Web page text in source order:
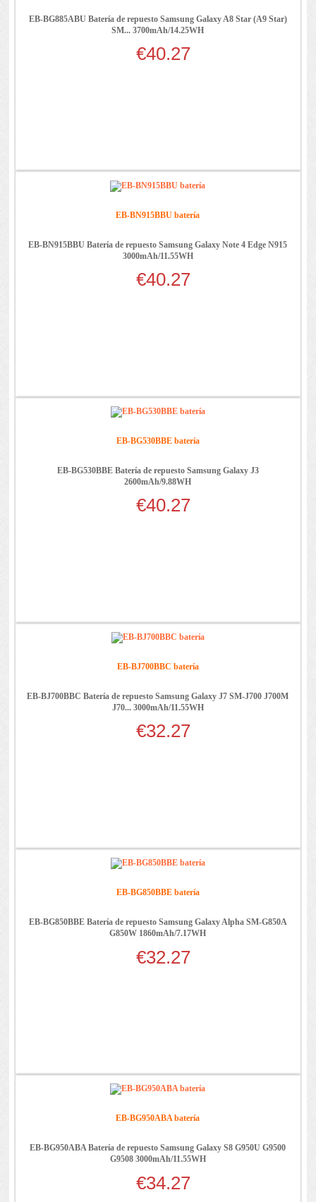
EB-BG885ABU Batería de repuesto Samsung Galaxy A8 Star (A9 Star)
SM... 3700mAh/14.25WH
€40.27
EB-BN915BBU batería
EB-BN915BBU Batería de repuesto Samsung Galaxy Note 4 Edge N915
3000mAh/11.55WH
€40.27
EB-BG530BBE batería
EB-BG530BBE Batería de repuesto Samsung Galaxy J3
2600mAh/9.88WH
€40.27
EB-BJ700BBC batería
EB-BJ700BBC Batería de repuesto Samsung Galaxy J7 SM-J700 J700M
J70... 3000mAh/11.55WH
€32.27
EB-BG850BBE batería
EB-BG850BBE Batería de repuesto Samsung Galaxy Alpha SM-G850A
G850W 1860mAh/7.17WH
€32.27
EB-BG950ABA batería
EB-BG950ABA Batería de repuesto Samsung Galaxy S8 G950U G9500
G9508 3000mAh/11.55WH
€34.27